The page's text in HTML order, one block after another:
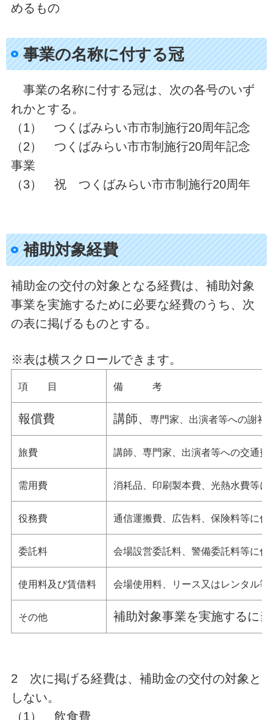
めるもの
事業の名称に付する冠
事業の名称に付する冠は、次の各号のいず
れかとする。
（1） つくばみらい市市制施行20周年記念
（2） つくばみらい市市制施行20周年記念
事業
（3） 祝 つくばみらい市市制施行20周年
補助対象経費
補助金の交付の対象となる経費は、補助対象
事業を実施するために必要な経費のうち、次
の表に掲げるものとする。
※表は横スクロールできます。
項 目 備 考
報償費 講師、専門家、出演者等への謝礼
旅費 講師、専門家、出演者等への交通費
需用費 消耗品、印刷製本費、光熱水費等に
役務費 通信運搬費、広告料、保険料等に係
委託料 会場設営委託料、警備委託料等に係
使用料及び賃借料 会場使用料、リース又はレンタル等
その他 補助対象事業を実施するに
2 次に掲げる経費は、補助金の交付の対象と
しない。
（1） 飲食費